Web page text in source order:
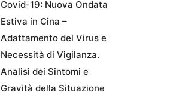
Covid-19: Nuova Ondata
Estiva in Cina –
Adattamento del Virus e
Necessità di Vigilanza.
Analisi dei Sintomi e
Gravità della Situazione